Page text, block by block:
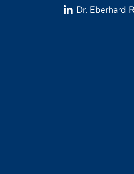
Dr. Eberhard